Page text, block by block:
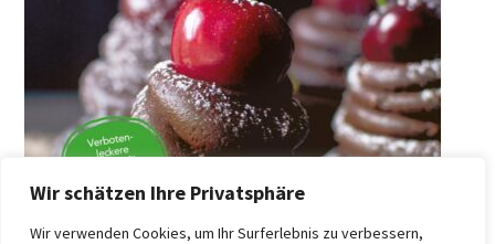
Wir schätzen Ihre Privatsphäre
Wir verwenden Cookies, um Ihr Surferlebnis zu verbessern,